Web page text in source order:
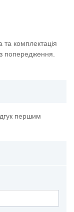
та комплектація
попередження.
першим